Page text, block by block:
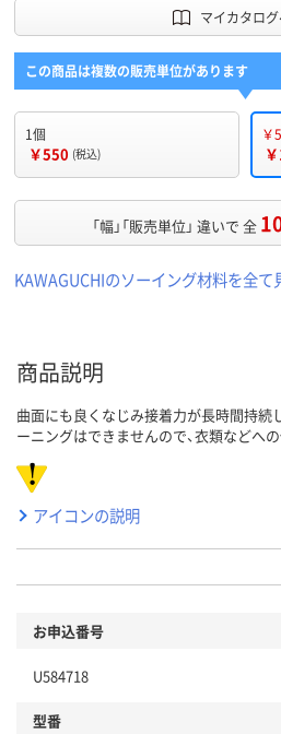
マイカタロ
この商品は複数の販売単位があります
1個
￥550 (税込)
￥
「幅」「販売単位」 違いで 全
KAWAGUCHIのソーイング材料を全て
商品説明
曲面にも良くなじみ接着力が長時間持続
ーニングはできませんので、衣類などへの
アイコンの説明
お申込番号
U584718
型番